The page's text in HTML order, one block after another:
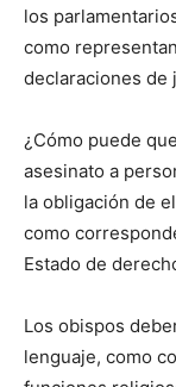
los
como
declaraciones de
¿Cómo puede
asesinato a
la obligación de
como
Estado de
Los obispos
lenguaje, como